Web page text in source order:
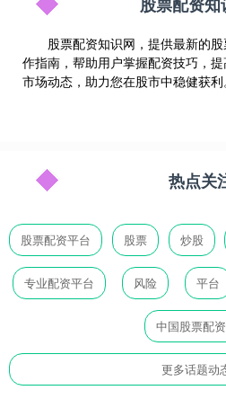
股票配资知识网，提供最新的
作指南，帮助用户掌握配资技巧，
市场动态，助力您在股市中稳健获利
热点关
股票配资平台 股票 炒股
专业配资平台 风险 平台
中国股票配
更多话题动